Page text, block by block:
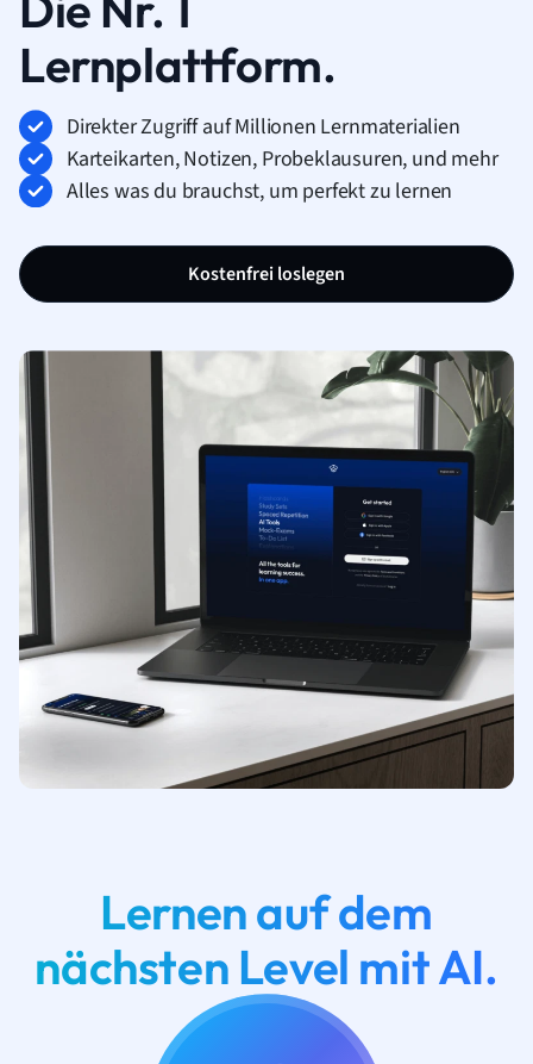
Lernplattform.
Direkter Zugriff auf Millionen Lernmaterialien
Karteikarten, Notizen, Probeklausuren, und mehr
Alles was du brauchst, um perfekt zu lernen
Kostenfrei loslegen
Lernen auf dem
nächsten Level mit AI.